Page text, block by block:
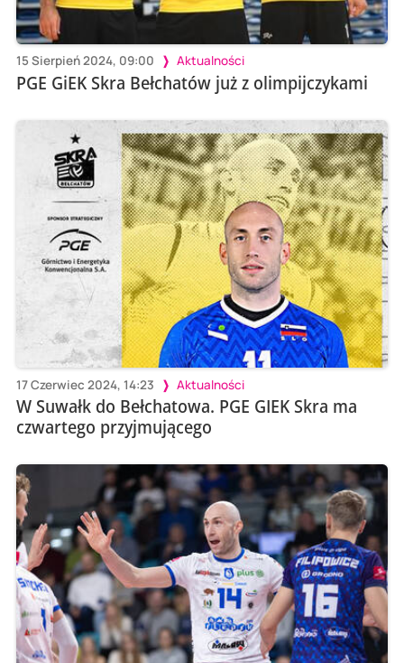
15 Sierpień 2024, 09:00 Aktualności
PGE GiEK Skra Bełchatów już z olimpijczykami
17 Czerwiec 2024, 14:23 Aktualności
W Suwałk do Bełchatowa. PGE GIEK Skra ma
czwartego przyjmującego